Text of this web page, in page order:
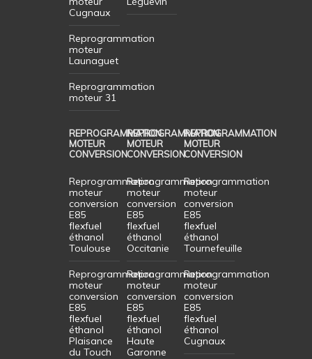
Cugnaux
Reprogrammation
moteur
Launaguet
Reprogrammation
moteur 31
REPROGRAMMATION
MOTEUR
CONVERSION
Reprogrammation
moteur
conversion
E85
flexfuel
éthanol
Toulouse
Reprogrammation
moteur
conversion
E85
flexfuel
éthanol
Plaisance
du Touch
REPROGRAMMATION
MOTEUR
CONVERSION
Reprogrammation
moteur
conversion
E85
flexfuel
éthanol
Occitanie
Reprogrammation
moteur
conversion
E85
flexfuel
éthanol
Haute
Garonne
REPROGRAMMATION
MOTEUR
CONVERSION
Reprogrammation
moteur
conversion
E85
flexfuel
éthanol
Tournefeuille
Reprogrammation
moteur
conversion
E85
flexfuel
éthanol
Cugnaux